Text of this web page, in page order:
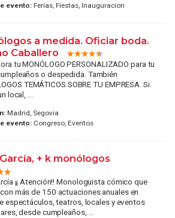
evento:Ferias, Fiestas, Inauguracion
a medida. Oficiar boda.
Caballero
tu MONÓLOGO PERSONALIZADO para tu
o despedida. También
TEMÁTICOS SOBRE TU EMPRESA. Si
local, ...
Madrid, Segovia
evento:Congreso, Eventos
+ k monólogos
¡¡ Atención!! Monologuista cómico que
más de 150 actuaciones anuales en
espectáculos, teatros, locales y eventos
desde cumpleaños, ...